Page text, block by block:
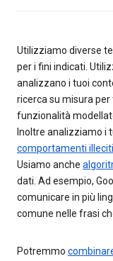
Utilizziamo diverse
per i fini indicati.
analizzano i tuoi
ricerca su misura
funzionalità
Inoltre analizziamo i
comportamenti illeciti
Usiamo anche
dati. Ad esempio,
comunicare in più
comune nelle frasi
Potremmo